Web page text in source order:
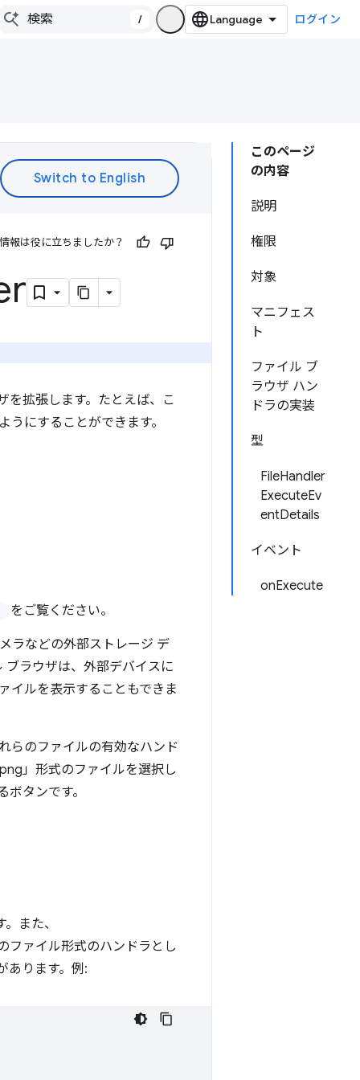
/ ログイン
このページ
の内容
説明
権限
対象
マニフェス
ト
ファイル ブ
ラウザ ハン
ドラの実装
型
FileHandler
ExecuteEv
entDetails
イベント
onExecute
報は役に立ちましたか？
を拡張します。たとえば、こ
にすることができます。
をご覧ください。
ラなどの外部ストレージ デ
ブラウザは、外部デバイスに
イルを表示することもできま
らのファイルの有効なハンド
」形式のファイルを選択し
タンです。
また、
ファイル形式のハンドラとし
あります。例: